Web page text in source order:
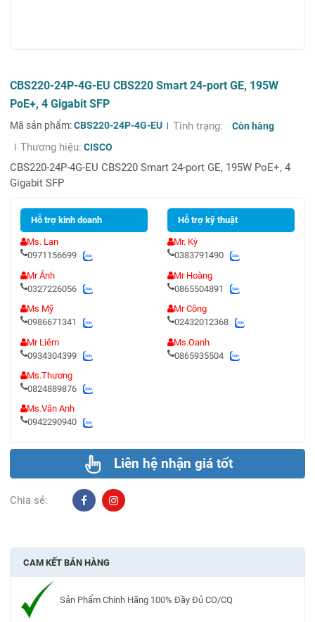
CBS220-24P-4G-EU CBS220 Smart 24-port GE, 195W
PoE+, 4 Gigabit SFP
Mã sản phẩm:CBS220-24P-4G-EU Tình trạng: Còn hàng
Thương hiệu: CISCO
CBS220-24P-4G-EU CBS220 Smart 24-port GE, 195W PoE+, 4
Gigabit SFP
Hỗ trợ kinh doanh
Ms. Lan
0971156699
Mr Ánh
0327226056
Ms Mỹ
0986671341
Mr Liêm
0934304399
Ms.Thương
0824889876
Ms.Vân Anh
0942290940
Hỗ trợ kỹ thuật
Mr. Kỳ
0383791490
Mr Hoàng
0865504891
Mr Công
02432012368
Ms.Oanh
0865935504
Liên hệ nhận giá tốt
Chia sẻ:
CAM KẾT BÁN HÀNG
Sản Phẩm Chính Hãng 100% Đầy Đủ CO/CQ